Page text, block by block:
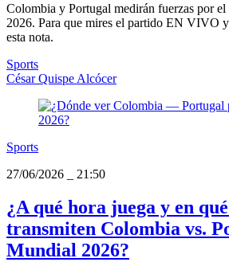
Colombia y Portugal medirán fuerzas por
2026. Para que mires el partido EN VIVO
esta nota.
Sports
César Quispe Alcócer
Sports
27/06/2026
21:50
¿A qué hora juega y en
transmiten Colombia vs.
Mundial 2026?